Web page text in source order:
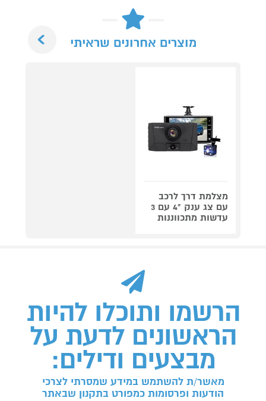
מוצרים אחרונים שראיתי
מצלמת דרך לרכב
עם צג ענק "4 עם 3
עדשות מתכווננות
הרשמו ותוכלו להיות
הראשונים לדעת על
מבצעים ודילים:
מאשר/ת להשתמש במידע שמסרתי לצרכי
הודעות ופרסומות כמפורט בתקנון שבאתר